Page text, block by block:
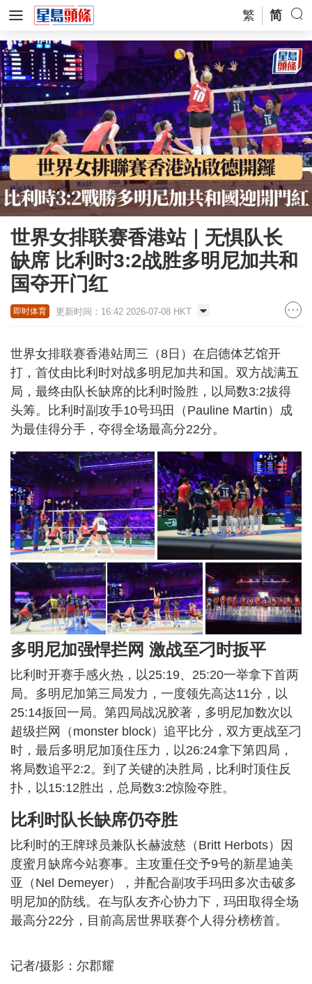
繁 简
世界女排联赛香港站｜无惧队长
缺席 比利时3:2战胜多明尼加共和
国夺开门红
即时体育 更新时间：16:42 2026-07-08 HKT
世界女排联赛香港站周三（8日）在启德体艺馆开
打，首仗由比利时对战多明尼加共和国。双方战满五
局，最终由队长缺席的比利时险胜，以局数3:2拔得
头筹。比利时副攻手10号玛田（Pauline Martin）成
为最佳得分手，夺得全场最高分22分。
多明尼加强悍拦网 激战至刁时扳平
比利时开赛手感火热，以25:19、25:20一举拿下首两
局。多明尼加第三局发力，一度领先高达11分，以
25:14扳回一局。第四局战况胶著，多明尼加数次以
超级拦网（monster block）追平比分，双方更战至刁
时，最后多明尼加顶住压力，以26:24拿下第四局，
将局数追平2:2。到了关键的决胜局，比利时顶住反
扑，以15:12胜出，总局数3:2惊险夺胜。
比利时队长缺席仍夺胜
比利时的王牌球员兼队长赫波慈（Britt Herbots）因
度蜜月缺席今站赛事。主攻重任交予9号的新星迪美
亚（Nel Demeyer），并配合副攻手玛田多次击破多
明尼加的防线。在与队友齐心协力下，玛田取得全场
最高分22分，目前高居世界联赛个人得分榜榜首。
记者/摄影：尔郡耀